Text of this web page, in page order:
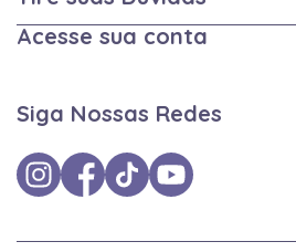
Acesse sua conta
Siga Nossas Redes